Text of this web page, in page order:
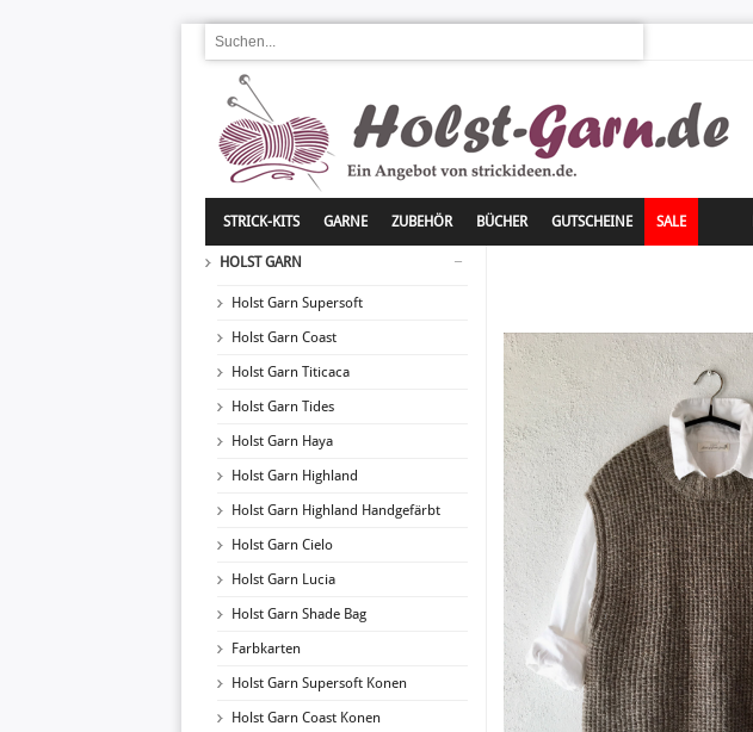
STRICK-KITS GARNE ZUBEHÖR BÜCHER GUTSCHEINE SALE
HOLST GARN
Holst Garn Supersoft
Holst Garn Coast
Holst Garn Titicaca
Holst Garn Tides
Holst Garn Haya
Holst Garn Highland
Holst Garn Highland Handgefärbt
Holst Garn Cielo
Holst Garn Lucia
Holst Garn Shade Bag
Farbkarten
Holst Garn Supersoft Konen
Holst Garn Coast Konen